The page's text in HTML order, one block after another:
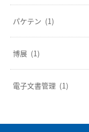
パケテン (1)
博展 (1)
電子文書管理 (1)